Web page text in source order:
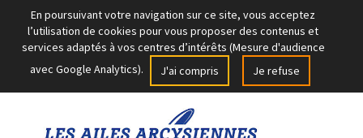
En poursuivant votre navigation sur ce site, vous acceptez
l’utilisation de cookies pour vous proposer des contenus et
services adaptés à vos centres d’intérêts (Mesure d'audience
avec Google Analytics).
J'ai compris Je refuse